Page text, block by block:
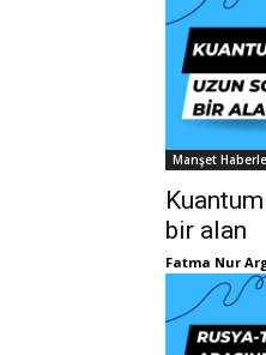
Manşet
bir alan
Fatma Nur